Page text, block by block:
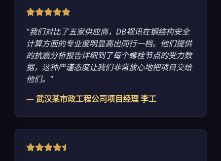
"我们对比了五家供应商，DB视讯在钢结构安全
计算方面的专业度明显高出同行一档。他们提供
的抗震分析报告详细到了每个螺栓节点的受力数
据，这种严谨态度让我们非常放心地把项目交给
他们。"
— 武汉某市政工程公司项目经理 李工